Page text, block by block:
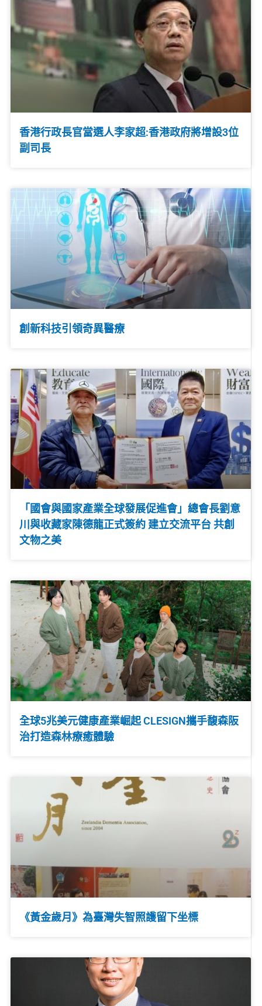
香港行政長官當選人李家超:香港政府將增設3位
副司長
創新科技引領奇異醫療
「國會與國家產業全球發展促進會」總會長劉意
川與收藏家陳德龍正式簽約 建立交流平台 共創
文物之美
全球5兆美元健康產業崛起 CLESIGN攜手馥森阪
治打造森林療癒體驗
《黃金歲月》為臺灣失智照護留下坐標